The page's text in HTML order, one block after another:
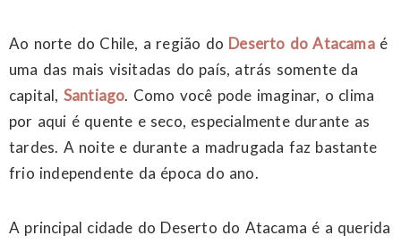
Ao norte do Chile, a região do Deserto do Atacamaé
uma das mais visitadas do país, atrás somente da
capital, Santiago. Como você pode imaginar, o clima
por aqui é quente e seco, especialmente durante as
tardes. A noite e durante a madrugada faz bastante
frio independente da época do ano.
A principal cidade do Deserto do Atacama é a querida